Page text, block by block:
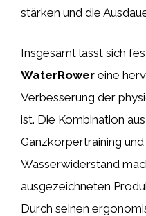
stärken und die
Insgesamt lässt sich
WaterRower eine
Verbesserung der
ist. Die Kombination
Ganzkörpertraining
Wasserwiderstand
ausgezeichneten
Durch seinen